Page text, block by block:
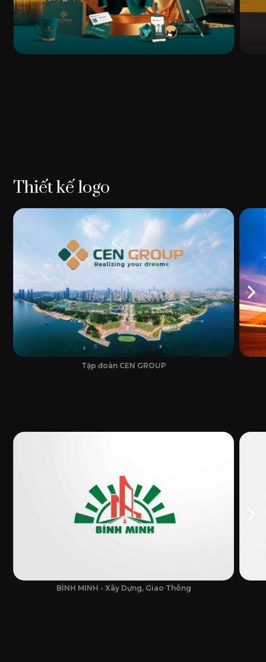
Thiết kế logo
Tập đoàn CEN GROUP
BÌNH MINH - Xây Dựng, Giao Thông